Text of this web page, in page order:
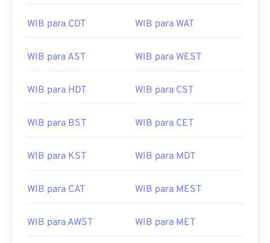
WIB para CDT WIB para WAT
WIB para AST WIB para WEST
WIB para HDT WIB para CST
WIB para BST WIB para CET
WIB para KST WIB para MDT
WIB para CAT WIB para MEST
WIB para AWST WIB para MET